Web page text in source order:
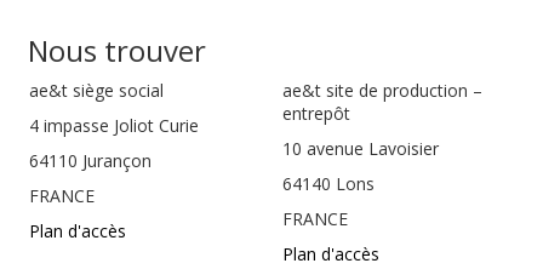
Nous trouver
ae&t siège social
4 impasse Joliot Curie
64110 Jurançon
FRANCE
Plan d'accès
ae&t site de production –
entrepôt
10 avenue Lavoisier
64140 Lons
FRANCE
Plan d'accès